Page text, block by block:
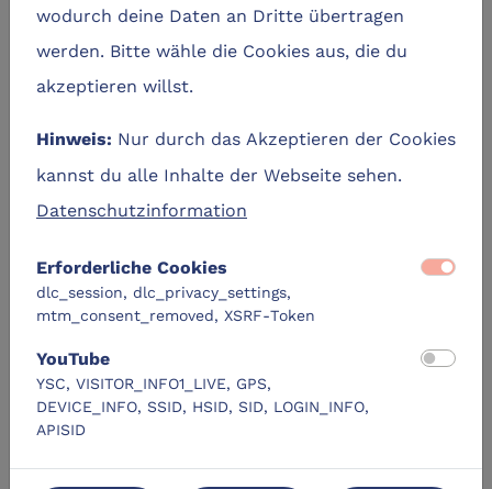
wodurch deine Daten an Dritte übertragen
werden. Bitte wähle die Cookies aus, die du
akzeptieren willst.
Hinweis: Nur durch das Akzeptieren der Cookies
kannst du alle Inhalte der Webseite sehen.
Datenschutzinformation
Erforderliche Cookies
dlc_session, dlc_privacy_settings,
mtm_consent_removed, XSRF-Token
YouTube
YSC, VISITOR_INFO1_LIVE, GPS,
DEVICE_INFO, SSID, HSID, SID, LOGIN_INFO,
APISID
Zum Lernangebotnavigate_next
location_onKiel
DLC-Original
Edu Skills Lab (3)
location_city mediaHub Kiel